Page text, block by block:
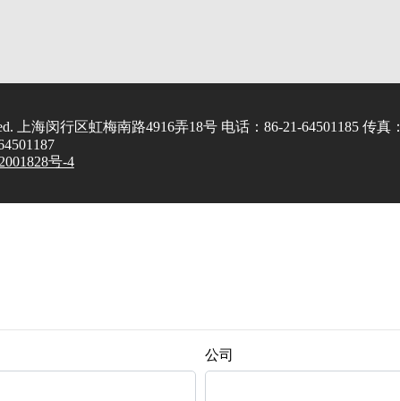
上海闵行区虹梅南路4916弄18号 电话：86-21-64501185 传真：
号-4
公司